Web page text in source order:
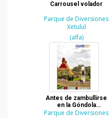
Carrousel volador
Parque de Diversiones
Xetulul
(alfa)
Antes de zambullirse
en la Góndola
Salpicona
Parque de Diversiones